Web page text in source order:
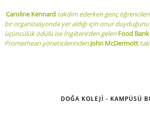
Caroline Kennardtakdim ederken genç
bir organizasyonda yer aldığı için onur
üçüncülük ödülü ise İngiltere'den gelenFood Bank
Promethean yöneticilerindenJohn McDermott
DOĞA KOLEJİ - KAMPÜSÜ